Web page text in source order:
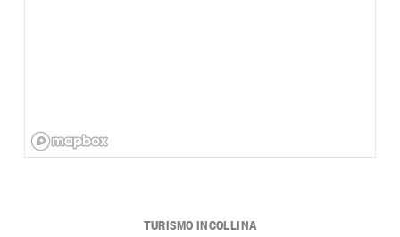
TURISMO INCOLLINA